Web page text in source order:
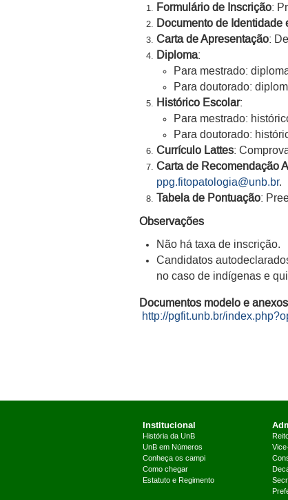
Formulário de Inscrição:
Documento de Identidade
Carta de Apresentação:
Diploma:
Para mestrado:
Para doutorado:
Histórico Escolar:
Para mestrado:
Para doutorado:
Currículo Lattes:
Carta de Recomendação
ppg.fitopatologia@unb.br.
Tabela de Pontuação:
Observações
Não há taxa de inscrição.
Candidatos
no caso de indígenas e
Documentos modelo e
http://pgfit.unb.br/
Institucional
História da UnB
UnB em Números
Conheça os campi
Como chegar
Estatuto e Regimento